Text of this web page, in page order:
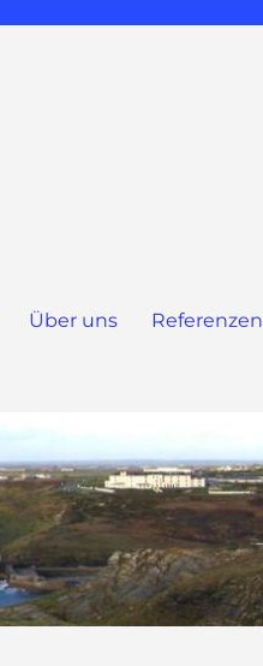
Über uns Referenzen